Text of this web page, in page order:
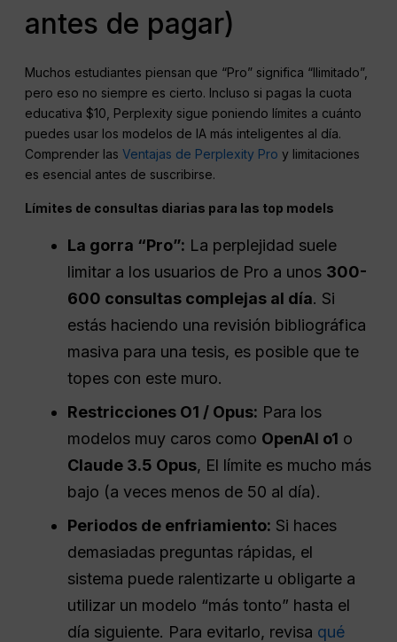
antes de pagar)
Muchos estudiantes piensan que “Pro” significa “Ilimitado”,
pero eso no siempre es cierto. Incluso si pagas la cuota
educativa $10, Perplexity sigue poniendo límites a cuánto
puedes usar los modelos de IA más inteligentes al día.
Comprender lasVentajas de Perplexity Pro y limitaciones
es esencial antes de suscribirse.
Límites de consultas diarias para las top models
La gorra “Pro”: La perplejidad suele
limitar a los usuarios de Pro a unos 300-
600 consultas complejas al día. Si
estás haciendo una revisión bibliográfica
masiva para una tesis, es posible que te
topes con este muro.
Restricciones O1 / Opus: Para los
modelos muy caros como OpenAI o1 o
Claude 3.5 Opus, El límite es mucho más
bajo (a veces menos de 50 al día).
Periodos de enfriamiento: Si haces
demasiadas preguntas rápidas, el
sistema puede ralentizarte u obligarte a
utilizar un modelo “más tonto” hasta el
día siguiente. Para evitarlo, revisa qué